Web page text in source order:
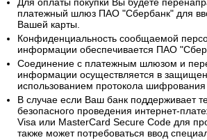
Для оплаты покупки Вы будете
платежный шлюз ПАО "Сбербанк" для
Вашей карты.
Конфиденциальность сообщаемой
информации обеспечивается ПАО
Соединение с платежным шлюзом и
информации осуществляется в
использованием протокола шифрования
В случае если Ваш банк поддерживает
безопасного проведения интернет-
Visa или MasterCard Secure Code для
также может потребоваться ввод